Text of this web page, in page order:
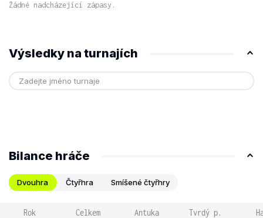
Žádné nadcházející zápasy.
Výsledky na turnajích
Bilance hráče
Dvouhra Čtyřhra Smíšené čtyřhry
Rok Celkem Antuka Tvrdý p.